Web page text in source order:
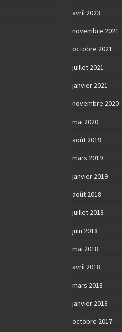
avril 2023
novembre 2021
octobre 2021
juillet 2021
janvier 2021
novembre 2020
mai 2020
août 2019
mars 2019
janvier 2019
août 2018
juillet 2018
juin 2018
mai 2018
avril 2018
mars 2018
janvier 2018
octobre 2017